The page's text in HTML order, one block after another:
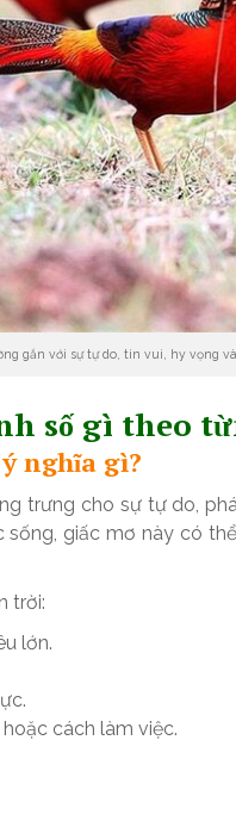
gắn với sự tự do, tin vui, hy vọng
số gì theo
nghĩa gì?
trưng cho sự tự do,
giấc mơ này có
trời:
lớn.
cách làm việc.